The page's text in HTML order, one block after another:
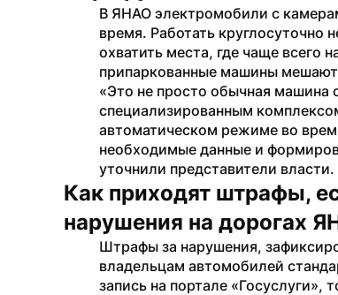
В ЯНАО электромобили с
время. Работать
охватить места, где чаще всего
припаркованные машины
«Это не просто обычная
специализированным
автоматическом режиме во
необходимые данные и
уточнили представители власти.
Как приходят штрафы,
нарушения на дорогах
Штрафы за нарушения,
владельцам автомобилей
запись на портале